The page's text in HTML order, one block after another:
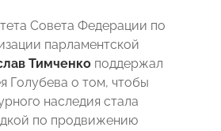
Совета Федерации по
парламентской
Тимченко поддержал
Голубева о том, чтобы
наследия стала
по продвижению